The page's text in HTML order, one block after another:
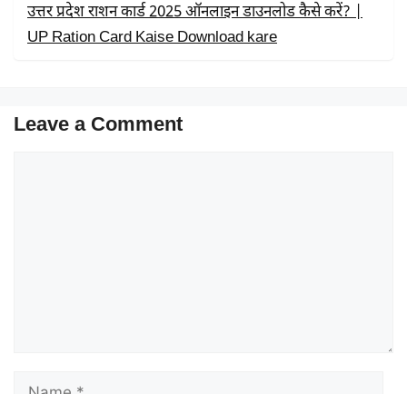
उत्तर प्रदेश राशन कार्ड 2025 ऑनलाइन डाउनलोड कैसे करें? |
UP Ration Card Kaise Download kare
Leave a Comment
Name